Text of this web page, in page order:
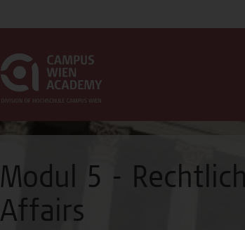
Modul 5 -
Affairs